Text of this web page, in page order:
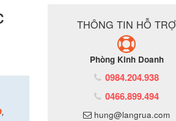
,
THÔNG TIN HỖ TRỢ
Phòng Kinh Doanh
0984.204.938
0466.899.494
hung@langrua.com